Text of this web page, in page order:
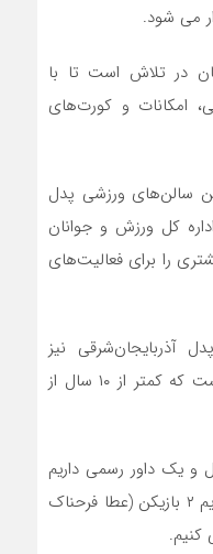
می شود.
در تلاش است تا با
امکانات و کورت‌های
سالن‌های ورزشی پدل
کل ورزش و جوانان
را برای فعالیت‌های
آذربایجان‌شرقی نیز
گفت: پدل، ورزشی نوپا در ایران است که کمتر از ۱۰ سال از
ما، ۲ مربی فعال و یک داور رسمی داریم
و در هشت ماه گذشته موفق شده‌ایم ۲ بازیکن (عطا فرحناک
کنیم.